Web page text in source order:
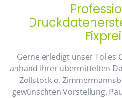
Gerne erledigt unser Tolles
anhand Ihrer übermittelten
Zollstock o.
gewünschten Vorstellung.